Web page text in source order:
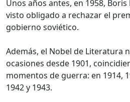
Unos años antes, en 1958,
visto obligado a rechazar el
gobierno soviético.
Además, el Nobel de Literatura
ocasiones desde 1901,
momentos de guerra: en 1914,
1942 y 1943.